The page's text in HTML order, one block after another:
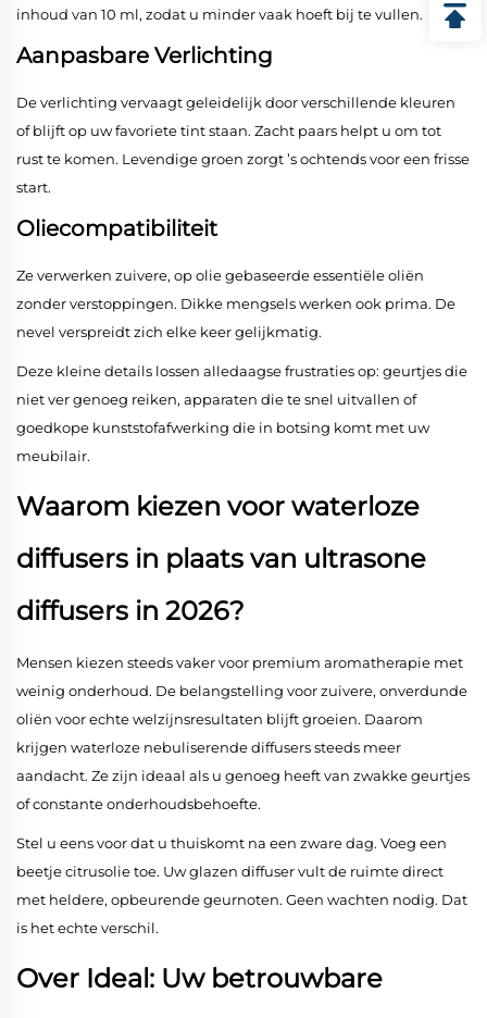
inhoud van 10 ml, zodat u minder vaak hoeft bij te vullen.
Aanpasbare Verlichting
De verlichting vervaagt geleidelijk door verschillende kleuren
of blijft op uw favoriete tint staan. Zacht paars helpt u om tot
rust te komen. Levendige groen zorgt ’s ochtends voor een frisse
start.
Oliecompatibiliteit
Ze verwerken zuivere, op olie gebaseerde essentiële oliën
zonder verstoppingen. Dikke mengsels werken ook prima. De
nevel verspreidt zich elke keer gelijkmatig.
Deze kleine details lossen alledaagse frustraties op: geurtjes die
niet ver genoeg reiken, apparaten die te snel uitvallen of
goedkope kunststofafwerking die in botsing komt met uw
meubilair.
Waarom kiezen voor waterloze
diffusers in plaats van ultrasone
diffusers in 2026?
Mensen kiezen steeds vaker voor premium aromatherapie met
weinig onderhoud. De belangstelling voor zuivere, onverdunde
oliën voor echte welzijnsresultaten blijft groeien. Daarom
krijgen waterloze nebuliserende diffusers steeds meer
aandacht. Ze zijn ideaal als u genoeg heeft van zwakke geurtjes
of constante onderhoudsbehoefte.
Stel u eens voor dat u thuiskomt na een zware dag. Voeg een
beetje citrusolie toe. Uw glazen diffuser vult de ruimte direct
met heldere, opbeurende geurnoten. Geen wachten nodig. Dat
is het echte verschil.
Over Ideal: Uw betrouwbare